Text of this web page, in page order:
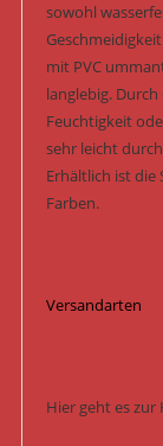
sowohl
mit PVC
langlebig.
Feuchtigkeit
sehr leicht
Erhältlich ist die
Farben.
Versandarten
Hier geht es